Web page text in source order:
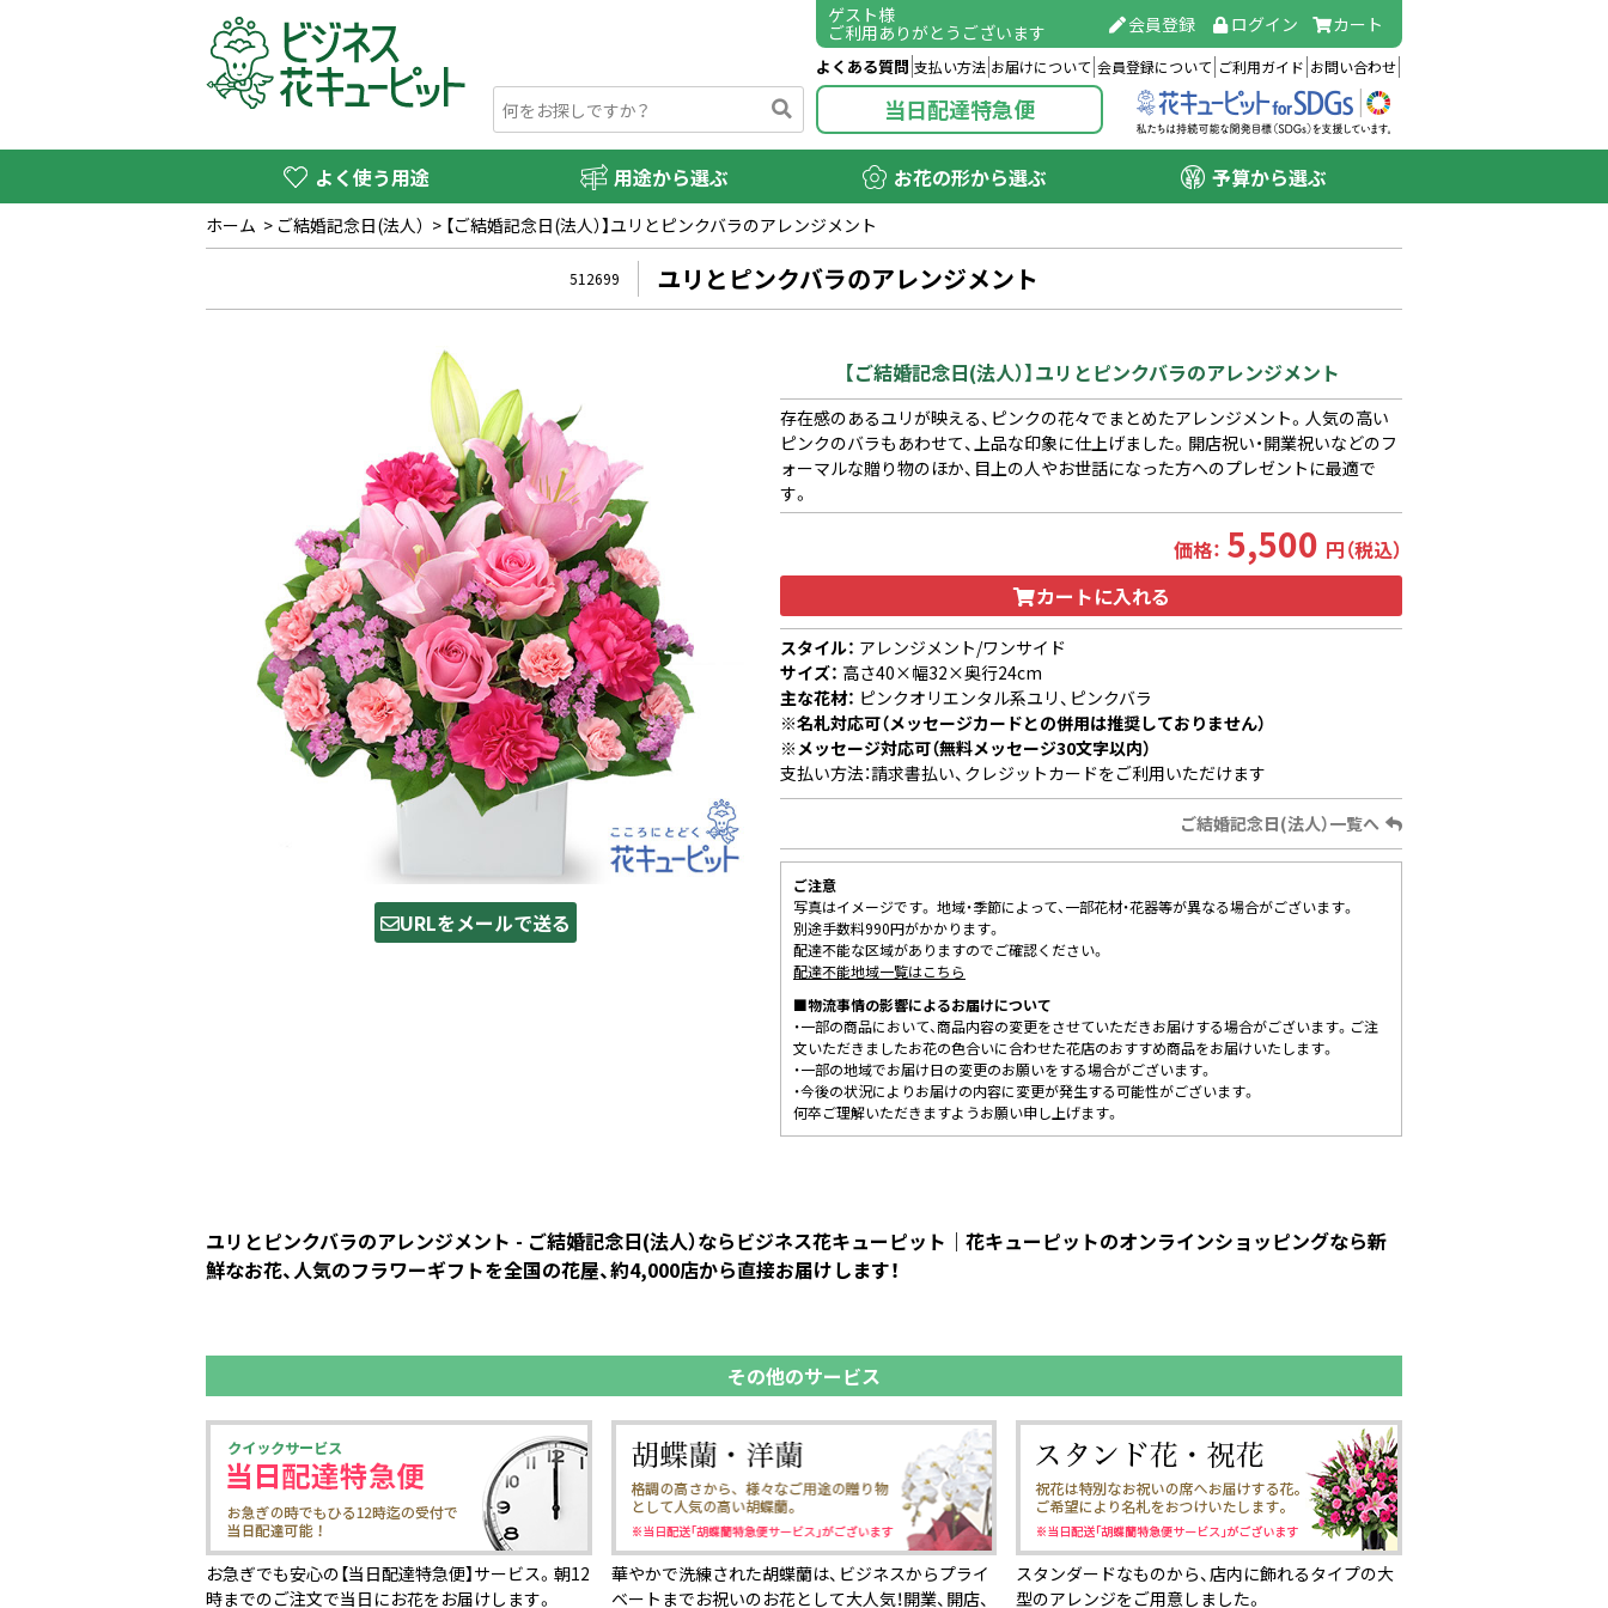
ゲスト様
ご利用ありがとうございます 会員登録 ログイン カート
よくある質問 支払い方法 お届けについて 会員登録について ご利用ガイド お問い合わせ
当日配達特急便
よく使う用途 用途から選ぶ お花の形から選ぶ 予算から選ぶ
ホーム > ご結婚記念日(法人） > 【ご結婚記念日(法人）】ユリとピンクバラのアレンジメント
512699 ユリとピンクバラのアレンジメント
URLをメールで送る
【ご結婚記念日(法人）】ユリとピンクバラのアレンジメント
存在感のあるユリが映える、ピンクの花々でまとめたアレンジメント。人気の高い
ピンクのバラもあわせて、上品な印象に仕上げました。開店祝い・開業祝いなどのフ
ォーマルな贈り物のほか、目上の人やお世話になった方へのプレゼントに最適で
す。
価格： 5,500 円（税込）
カートに入れる
スタイル： アレンジメント/ワンサイド
サイズ： 高さ40×幅32×奥行24cm
主な花材： ピンクオリエンタル系ユリ、ピンクバラ
※名札対応可（メッセージカードとの併用は推奨しておりません）
※メッセージ対応可（無料メッセージ30文字以内）
支払い方法：請求書払い、クレジットカードをご利用いただけます
ご結婚記念日(法人）一覧へ
ご注意
写真はイメージです。 地域・季節によって、一部花材・花器等が異なる場合がございます。
別途手数料990円がかかります。
配達不能な区域がありますのでご確認ください。
配達不能地域一覧はこちら
■物流事情の影響によるお届けについて
・一部の商品において、商品内容の変更をさせていただきお届けする場合がございます。ご注
文いただきましたお花の色合いに合わせた花店のおすすめ商品をお届けいたします。
・一部の地域でお届け日の変更のお願いをする場合がございます。
・今後の状況によりお届けの内容に変更が発生する可能性がございます。
何卒ご理解いただきますようお願い申し上げます。
ユリとピンクバラのアレンジメント - ご結婚記念日(法人）ならビジネス花キューピット｜花キューピットのオンラインショッピングなら新
鮮なお花、人気のフラワーギフトを全国の花屋、約4,000店から直接お届けします！
その他のサービス
お急ぎでも安心の【当日配達特急便】サービス。朝12
時までのご注文で当日にお花をお届けします。
華やかで洗練された胡蝶蘭は、ビジネスからプライ
ベートまでお祝いのお花として大人気！開業、開店、
スタンダードなものから、店内に飾れるタイプの大
型のアレンジをご用意しました。